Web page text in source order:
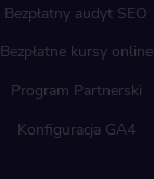
Bezpłatny audyt SEO
Bezpłatne kursy online
Program Partnerski
Konfiguracja GA4